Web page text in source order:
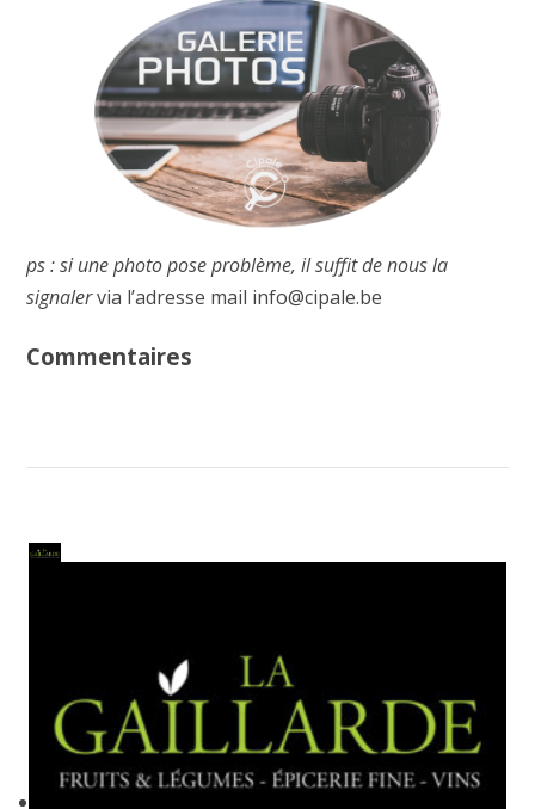
ps : si une photo pose problème, il suffit de nous la
signalervia l’adresse mail info@cipale.be
Commentaires